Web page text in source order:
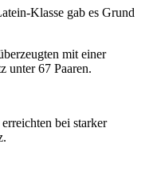
Klasse gab es Grund
mit einer
unter 67 Paaren.
bei starker